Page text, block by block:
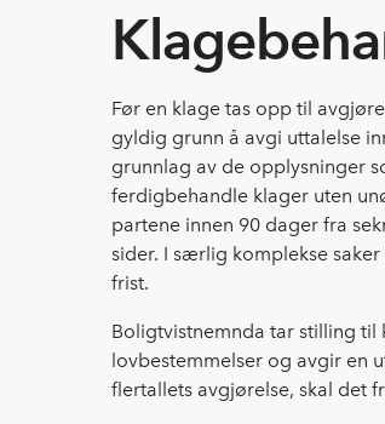
Før en klage tas opp til
gyldig grunn å avgi uttalelse
grunnlag av de opplysninger
ferdigbehandle klager uten
partene innen 90 dager fra
sider. I særlig komplekse
frist.
Boligtvistnemnda tar stilling
lovbestemmelser og avgir en
flertallets avgjørelse, skal det